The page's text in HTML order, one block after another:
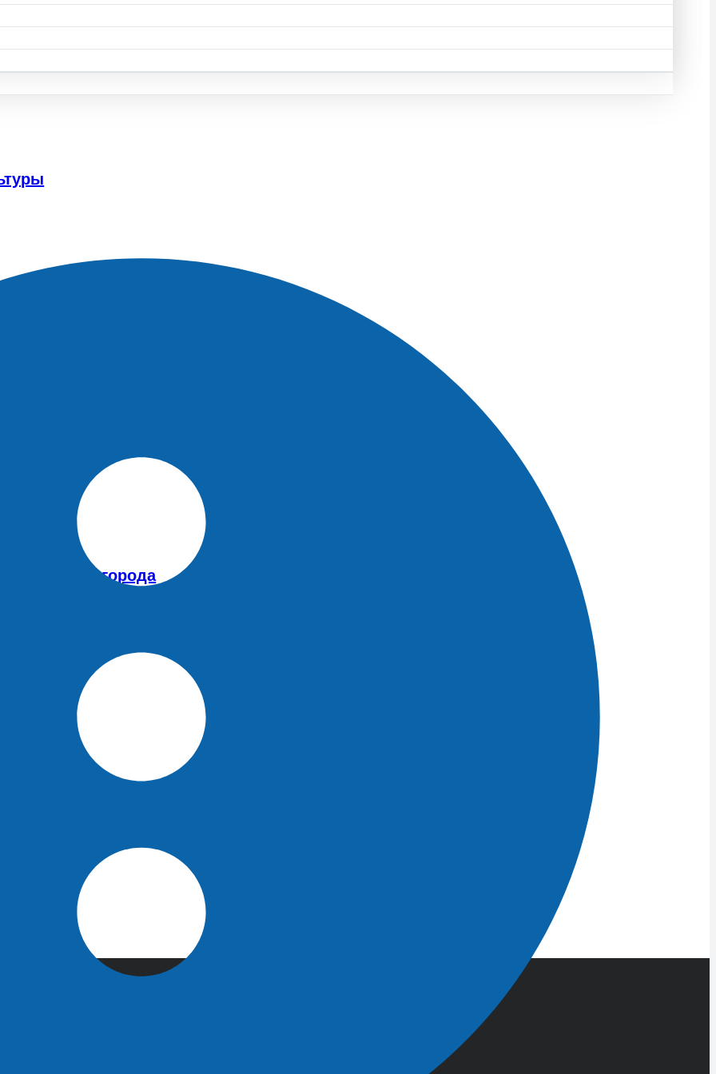
пляжному регби
Белгорода
лет